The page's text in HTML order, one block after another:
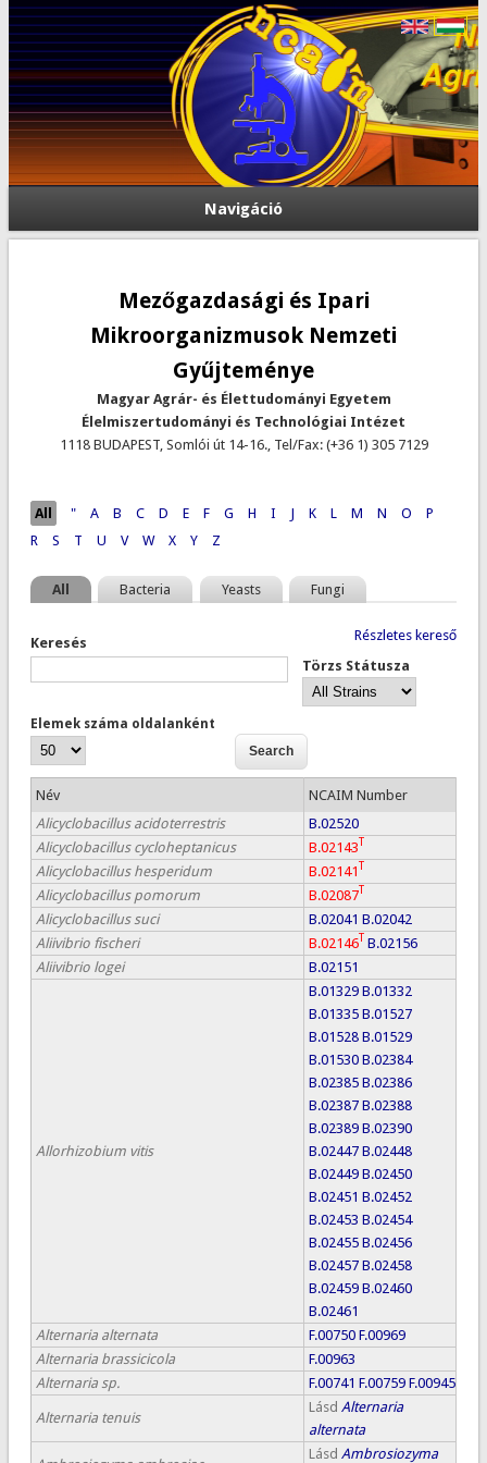
Navigáció
Mezőgazdasági és Ipari
Mikroorganizmusok Nemzeti
Gyűjteménye
Magyar Agrár- és Élettudományi Egyetem
Élelmiszertudományi és Technológiai Intézet
1118 BUDAPEST, Somlói út 14-16., Tel/Fax: (+36 1) 305 7129
Oldalak
All " A B C D E F G H I J K L M N O
P
R
S T U V W X Y Z
All Bacteria Yeasts Fungi
Részletes kereső
Keresés
Törzs Státusza
Elemek száma oldalanként
Név
NCAIM Number
Alicyclobacillus acidoterrestris
B.02520
Alicyclobacillus cycloheptanicus
B.02143
Alicyclobacillus hesperidum B.02141
Alicyclobacillus pomorum B.02087T
Alicyclobacillus suci B.02041 B.02042
Aliivibrio fischeri
B.02146T
B.02156
Aliivibrio logei
B.02151
Allorhizobium vitis
B.01329 B.01332
B.01335 B.01527
B.01528 B.01529
B.01530 B.02384
B.02385 B.02386
B.02387 B.02388
B.02389 B.02390
B.02447 B.02448
B.02449 B.02450
B.02451 B.02452
B.02453 B.02454
B.02455 B.02456
B.02457 B.02458
B.02459 B.02460
B.02461
Alternaria alternata
F.00750 F.00969
Alternaria brassicicola
F.00963
Alternaria sp.
F.00741 F.00759 F.00945
Alternaria tenuis
Lásd Alternaria
alternata
Lásd Ambrosiozyma